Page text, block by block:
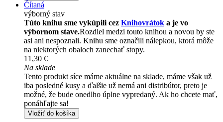
Čítaná
výborný stav
Túto knihu sme vykúpili cez Knihovrátok a je vo
výbornom stave.Rozdiel medzi touto knihou a novou by ste
asi ani nespoznali. Knihu sme označili nálepkou, ktorá môže
na niektorých obaloch zanechať stopy.
11,30 €
Na sklade
Tento produkt síce máme aktuálne na sklade, máme však už
iba posledné kusy a ďalšie už nemá ani distribútor, preto je
možné, že bude onedlho úplne vypredaný. Ak ho chcete mať,
ponáhľajte sa!
Vložiť do košíka